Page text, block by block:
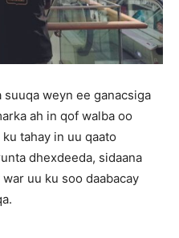
suuqa weyn ee ganacsiga
ah in qof walba oo
tahay in uu qaato
dhexdeeda, sidaana
uu ku soo daabacay